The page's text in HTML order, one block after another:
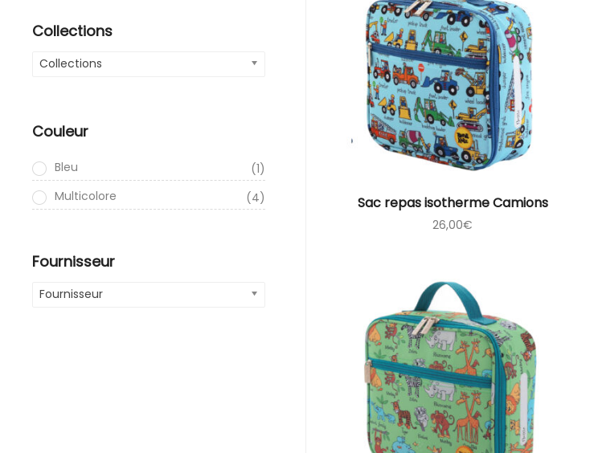
Sac repas isotherme Camions
26,00€
Collections
Collections
Couleur
Bleu
(1)
Multicolore
(4)
Fournisseur
Fournisseur